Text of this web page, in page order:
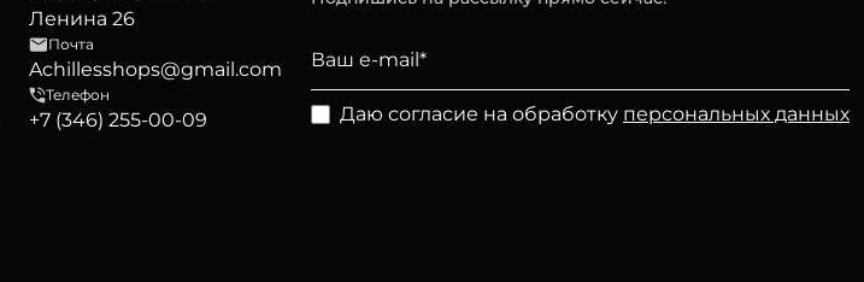
Ленина 26
Почта
Achillesshops@gmail.com
Телефон
+7 (346) 255-00-09 Даю согласие на обработку персональных данных